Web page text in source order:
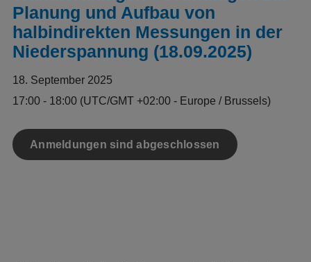
Planung und Aufbau von
halbindirekten Messungen in der
Niederspannung (18.09.2025)
18. September 2025
17:00 - 18:00 (UTC/GMT +02:00 - Europe / Brussels)
Anmeldungen sind abgeschlossen